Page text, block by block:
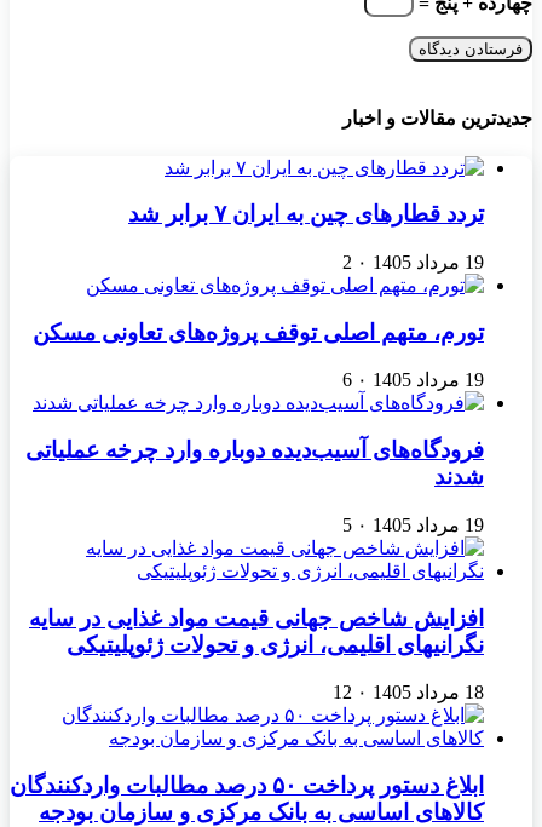
جدیدترین مقالات و اخبار
تردد قطارهای چین به ایران ۷ برابر شد
19 مرداد 1405 ۰ 2
تورم، متهم اصلی توقف پروژه‌های تعاونی مسکن
19 مرداد 1405 ۰ 6
فرودگاه‌های آسیب‌دیده دوباره وارد چرخه عملیاتی
شدند
19 مرداد 1405 ۰ 5
افزایش شاخص جهانی قیمت مواد غذایی در سایه
نگرانیهای اقلیمی، انرژی و تحولات ژئوپلیتیکی
18 مرداد 1405 ۰ 12
ابلاغ دستور پرداخت ۵۰ درصد مطالبات واردکنندگان
کالاهای اساسی به بانک مرکزی و سازمان بودجه